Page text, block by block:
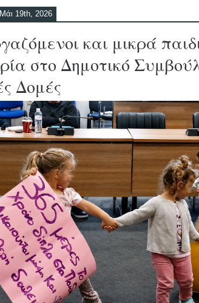
για τον Τηλυκράτη με τον Νόα Λεβή
19th, 2026
και μικρά
στο Δημοτικό
Δομές